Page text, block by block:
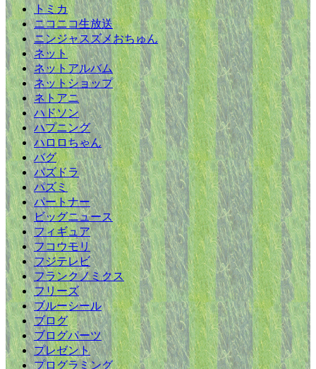
トミカ
ニコニコ生放送
ニンジャスズメおちゅん
ネット
ネットアルバム
ネットショップ
ネトアニ
ハドソン
ハプニング
ハロロちゃん
バグ
パズドラ
パズミ
パートナー
ビッグニュース
フィギュア
フコウモリ
フジテレビ
フランクノミクス
フリーズ
ブルーシール
ブログ
ブログパーツ
プレゼント
プログラミング